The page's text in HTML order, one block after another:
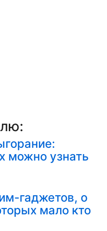
можно узнать
гаджетов, о
мало кто